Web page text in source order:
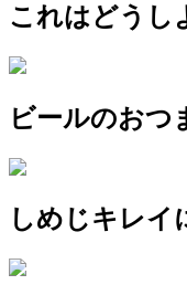
これはどうし
ビールのおつ
しめじキレイ